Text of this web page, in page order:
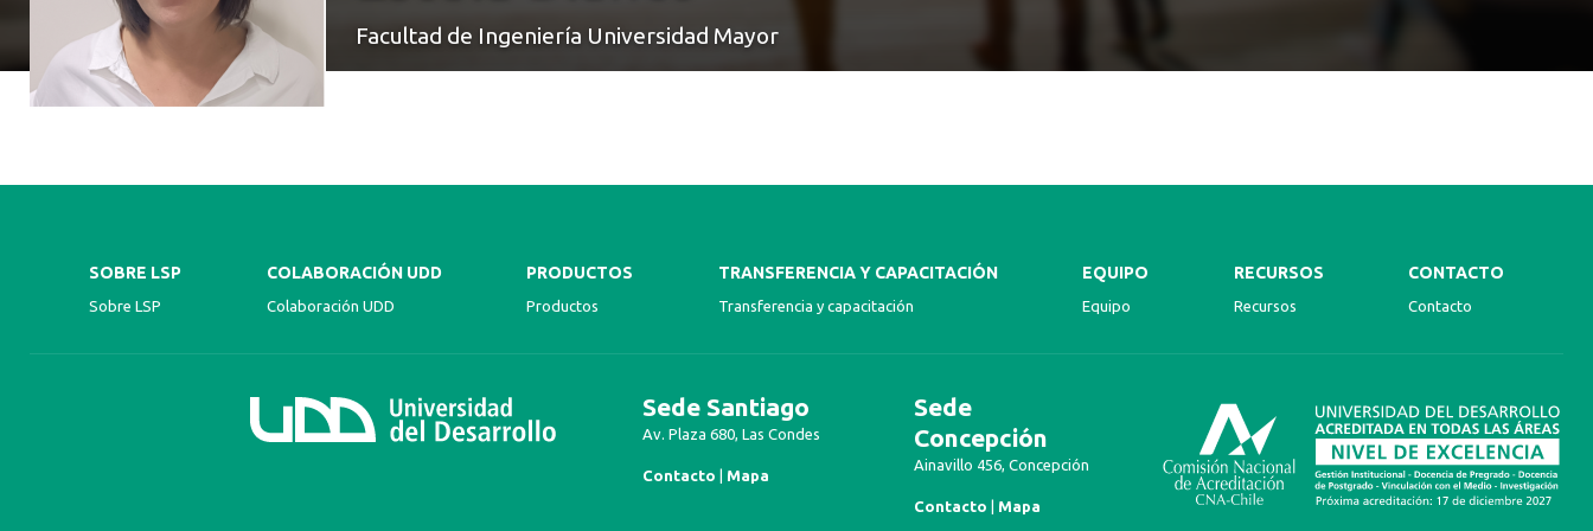
Facultad de Ingeniería Universidad Mayor
SOBRE LSP
Sobre LSP
COLABORACIÓN UDD
Colaboración UDD
PRODUCTOS
Productos
TRANSFERENCIA Y CAPACITACIÓN
Transferencia y capacitación
EQUIPO
Equipo
RECURSOS
Recursos
CONTACTO
Contacto
Sede Santiago
Av. Plaza 680, Las Condes
Contacto Mapa
Sede
Concepción
Ainavillo 456, Concepción
Contacto Mapa